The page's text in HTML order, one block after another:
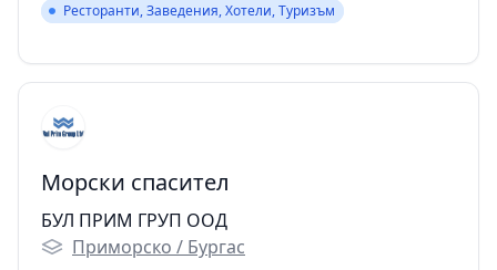
Ресторанти, Заведения, Хотели, Туризъм
Ресторанти, Заведения, Хотели, Туризъм
Морски спасител
БУЛ ПРИМ ГРУП ООД
Приморско / Бургас